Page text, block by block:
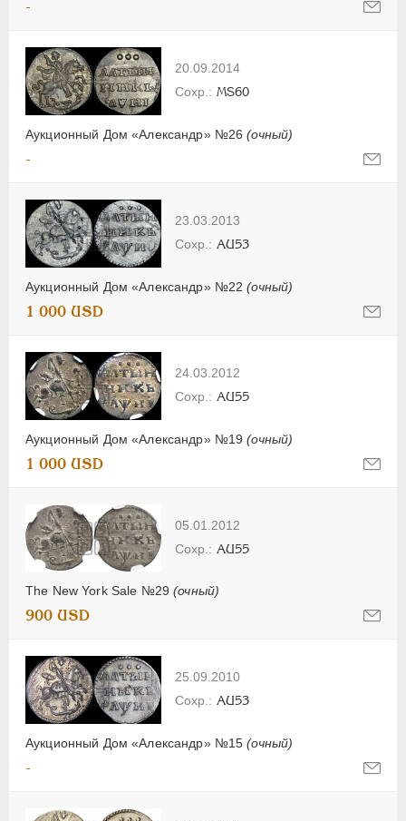
-
20.09.2014
Аукционный Дом «Александр» №26(очный)
MS60
-
23.03.2013
Аукционный Дом «Александр» №22(очный)
AU53
1 000 USD
24.03.2012
Аукционный Дом «Александр» №19(очный)
AU55
1 000 USD
05.01.2012
The New York Sale №29(очный)
AU55
900 USD
25.09.2010
Аукционный Дом «Александр» №15(очный)
AU53
-